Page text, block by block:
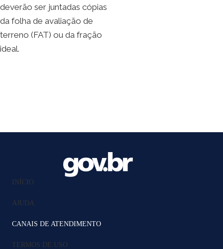
deverão ser juntadas cópias
da folha de avaliação de
terreno (FAT) ou da fração
ideal.
INÍCIO
AJUDA
CANAIS DE ATENDIMENTO
TERMOS DE USO